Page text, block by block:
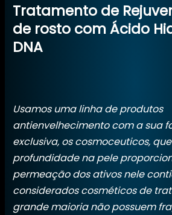
Tratamento de
de rosto com Ácido
DNA
Usamos uma linha de produtos
antienvelhecimento com a sua
exclusiva, os cosmoceuticos,
profundidade na pele
permeação dos ativos nele
considerados cosméticos de
grande maioria não possuem